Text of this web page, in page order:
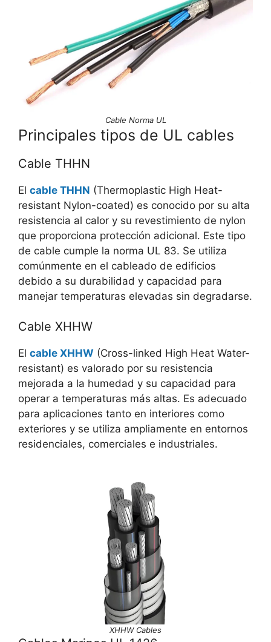
Cable Norma UL
Principales tipos de UL cables
Cable THHN
El cable THHN (Thermoplastic High Heat-
resistant Nylon-coated) es conocido por su alta
resistencia al calor y su revestimiento de nylon
que proporciona protección adicional. Este tipo
de cable cumple la norma UL 83. Se utiliza
comúnmente en el cableado de edificios
debido a su durabilidad y capacidad para
manejar temperaturas elevadas sin degradarse.
Cable XHHW
El cable XHHW (Cross-linked High Heat Water-
resistant) es valorado por su resistencia
mejorada a la humedad y su capacidad para
operar a temperaturas más altas. Es adecuado
para aplicaciones tanto en interiores como
exteriores y se utiliza ampliamente en entornos
residenciales, comerciales e industriales.
XHHW Cables